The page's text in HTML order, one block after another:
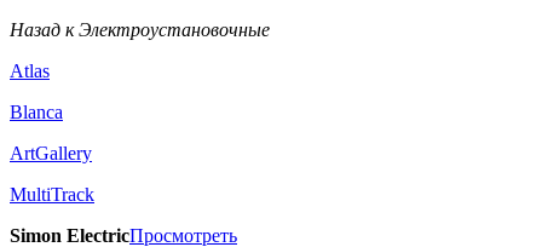
Назад к Электроустановочные
Atlas
Blanca
ArtGallery
MultiTrack
Simon ElectricПросмотреть